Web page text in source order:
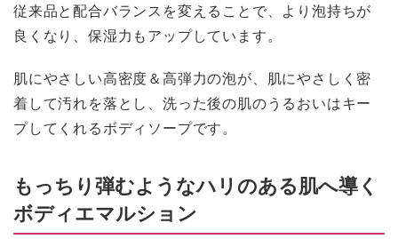
従来品と配合バランスを変えることで、より泡持ちが
良くなり、保湿力もアップしています。
肌にやさしい高密度＆高弾力の泡が、肌にやさしく密
着して汚れを落とし、洗った後の肌のうるおいはキー
プしてくれるボディソープです。
もっちり弾むようなハリのある肌へ導く
ボディエマルション